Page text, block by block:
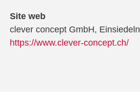
Site web
clever concept GmbH, Einsiedeln
https://www.clever-concept.ch/